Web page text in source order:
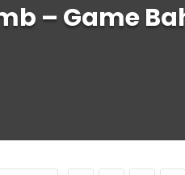
– Game